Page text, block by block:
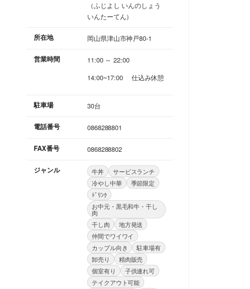
（ふじよし いんのしょう
いんたーてん）
所在地 岡山県津山市神戸80-1
営業時間
11:00 ～ 22:00
14:00~17:00 仕込み休憩
駐車場 30台
電話番号 0868288801
FAX番号 0868288802
ジャンル 牛丼
サービスランチ
冷やし中華
季節限定
ﾄﾞﾘﾝｸ
お中元・黒毛和牛・干し
肉
干し肉
地方発送
仲間でワイワイ
カップル向き
駐車場有
卸売り
精肉販売
個室有り
子供連れ可
テイクアウト可能